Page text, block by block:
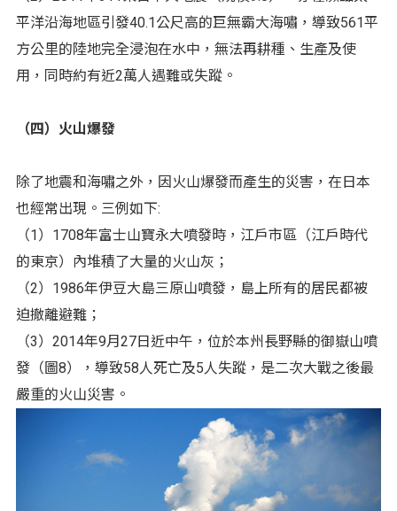
平洋沿海地區引發40.1公尺高的巨無霸大海嘯，導致561平
方公里的陸地完全浸泡在水中，無法再耕種、生產及使
用，同時約有近2萬人遇難或失蹤。
（四）火山爆發
除了地震和海嘯之外，因火山爆發而產生的災害，在日本
也經常出現。三例如下:
（1）1708年富士山寶永大噴發時，江戶市區（江戶時代
的東京）內堆積了大量的火山灰；
（2）1986年伊豆大島三原山噴發，島上所有的居民都被
迫撤離避難；
（3）2014年9月27日近中午，位於本州長野縣的御嶽山噴
發（圖8），導致58人死亡及5人失蹤，是二次大戰之後最
嚴重的火山災害。